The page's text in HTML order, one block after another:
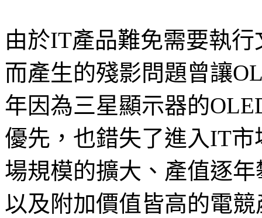
由於IT產品難免需要執
而產生的殘影問題曾讓
年因為三星顯示器的
優先，也錯失了進入IT
場規模的擴大、產值逐
以及附加價值皆高的電